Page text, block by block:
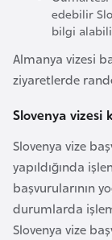
edebilir
bilgi
Almanya vizesi
ziyaretlerde
Slovenya vizesi
Slovenya vize
yapıldığında
başvurularının
durumlarda
Slovenya vize
r
k
n
a
F
a
s
o